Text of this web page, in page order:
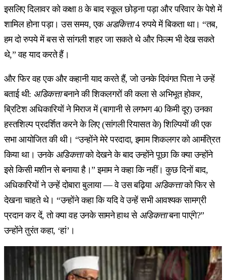
इसलिए दिलावर को कक्षा 8 के बाद स्कूल छोड़ना पड़ा और परिवार के पेशे में
शामिल होना पड़ा। उस समय, एक अडकित्ता4 रुपये में बिकता था। “तब,
हम दो रुपये में बस से सांगली शहर जा सकते थे और फिल्म भी देख सकते
थे,” वह याद करते हैं।
और फिर वह एक और कहानी याद करते हैं, जो उनके दिवंगत पिता ने उन्हें
बताई थी: अडिकत्ताबनाने की शिकलगरों की कला से अभिभूत होकर,
ब्रिटिश अधिकारियों ने मिराज में (बागानी से लगभग 40 किमी दूर) उनका
हस्तशिल्प प्रदर्शित करने के लिए (सांगली रियासत के) शिल्पियों की एक
सभा आयोजित की थी। “उन्होंने मेरे परदादा, इमाम शिकलगर को आमंत्रित
किया था। उनके अडिकत्ताको देखने के बाद उन्होंने पूछा कि क्या उन्होंने
इसे किसी मशीन से बनाया है।” इमाम ने कहा कि नहीं। कुछ दिनों बाद,
अधिकारियों ने उन्हें दोबारा बुलाया — वे उस बढ़िया अडिकत्ताको फिर से
देखना चाहते थे। “उन्होंने कहा कि यदि वे उन्हें सभी आवश्यक सामग्री
प्रदान कर दें, तो क्या वह उनके सामने हाथ से अडिकत्ताबना पाएंगे?”
उन्होंने तुरंत कहा, ‘हां’।